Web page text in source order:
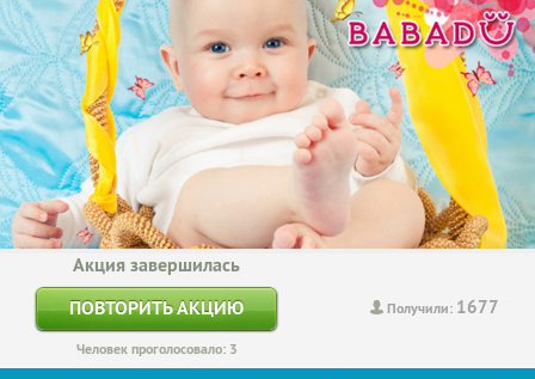
Получили: 1677
Акция завершилась
ПОВТОРИТЬ АКЦИЮ
Человек проголосовало: 3